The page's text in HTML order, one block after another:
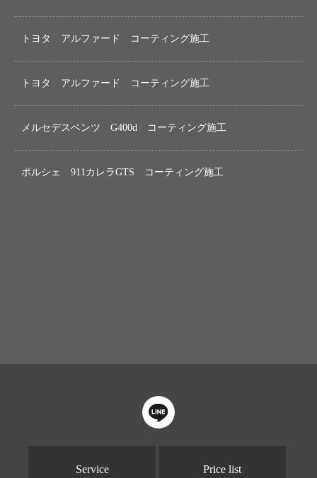
トヨタ アルファード コーティング施工
トヨタ アルファード コーティング施工
メルセデスベンツ G400d コーティング施工
ポルシェ 911カレラGTS コーティング施工
Service Price list